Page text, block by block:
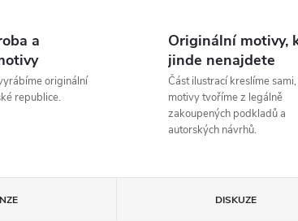
a
originální
republice.
Originální motivy,
jinde nenajdete
Část ilustrací kreslíme
motivy tvoříme z legálně
zakoupených podkladů a
autorských návrhů.
DISKUZE